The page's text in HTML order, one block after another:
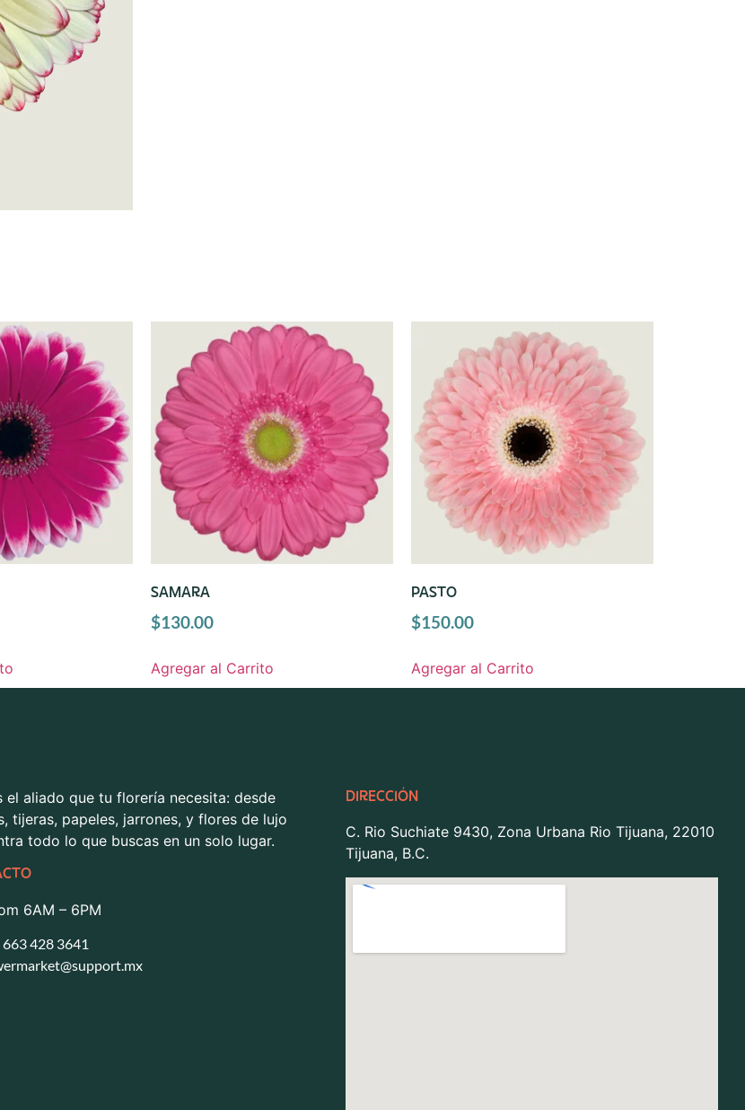
SAMARA
$130.00
Agregar al Carrito
PASTO
$150.00
Agregar al Carrito
el aliado que tu florería necesita: desde
tijeras, papeles, jarrones, y flores de lujo
todo lo que buscas en un solo lugar.
6AM – 6PM
428 3641
DIRECCIÓN
C. Rio Suchiate 9430, Zona Urbana Rio Tijuana, 22010
Tijuana, B.C.